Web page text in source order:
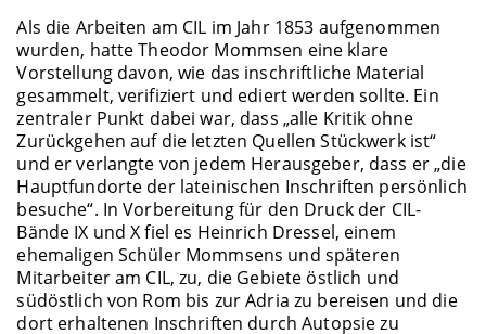
Als die Arbeiten am CIL im Jahr 1853 aufgenommen
wurden, hatte Theodor Mommsen eine klare
Vorstellung davon, wie das inschriftliche Material
gesammelt, verifiziert und ediert werden sollte. Ein
zentraler Punkt dabei war, dass „alle Kritik ohne
Zurückgehen auf die letzten Quellen Stückwerk ist“
und er verlangte von jedem Herausgeber, dass er „die
Hauptfundorte der lateinischen Inschriften persönlich
besuche“. In Vorbereitung für den Druck der CIL-
Bände IX und X fiel es Heinrich Dressel, einem
ehemaligen Schüler Mommsens und späteren
Mitarbeiter am CIL, zu, die Gebiete östlich und
südöstlich von Rom bis zur Adria zu bereisen und die
dort erhaltenen Inschriften durch Autopsie zu